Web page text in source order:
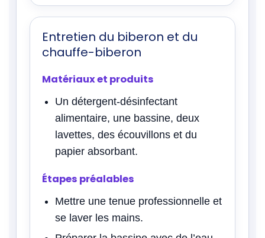
Entretien du biberon et du
chauffe-biberon
Matériaux et produits
Un détergent-désinfectant
alimentaire, une bassine, deux
lavettes, des écouvillons et du
papier absorbant.
Étapes préalables
Mettre une tenue professionnelle et
se laver les mains.